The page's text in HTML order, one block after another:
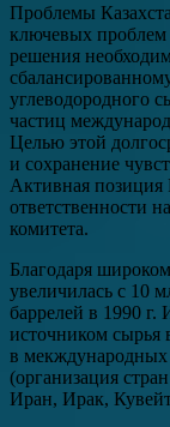
Проблемы
ключевых проблем
решения
углеводородного
частиц
Целью этой
и сохранение
Активная
ответственности
комитета.
Благодаря
увеличилась с 10
баррелей в 1990 г.
источником сырья
в
(организация
Иран, Ирак,